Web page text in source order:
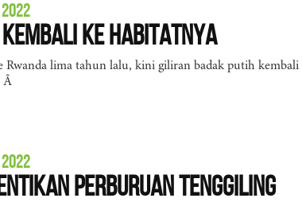
2022
ke Habitatnya
Rwanda lima tahun lalu, kini giliran badak putih
Â
2022
Perburuan Tenggiling